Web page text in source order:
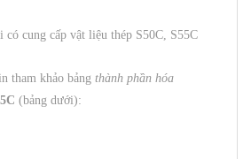
có cung cấp vật liệu thép S50C, S55C
tham khảo bảng thành phần hóa
(bảng dưới):